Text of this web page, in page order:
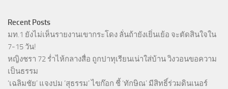
Recent Posts
มท.1 ยังไม่เห็นรายงานเขากระโดง ลั่นถ้ายังเยิ่นเย้อ จะตัดสินใจใน
7-15 วัน!
หญิงชรา 72 ร่ำไห้กลางสื่อ ถูกปาทุเรียนเน่าใส่บ้าน วิงวอนขอความ
เป็นธรรม
‘เฉลิมชัย’ แจงปม ‘สุธรรม’ ไขก๊อก ชี้ ‘ทักษิณ’ มีสิทธิ์ร่วมดินเนอร์